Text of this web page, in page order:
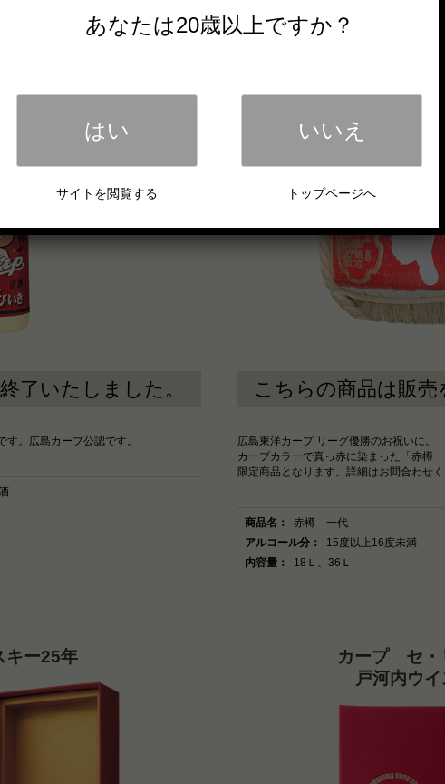
特別本醸造酒
了いたしました。
。広島カープ公認です。
赤
こちらの商品は販売
広島東洋カープ リーグ優勝のお祝いに。
カープカラーで真っ赤に染まった「赤樽 一
限定商品となります。詳細はお問合わせく
商品名：
赤樽 一代
アルコール分：
15度以上16度未満
内容量：
18Ｌ、36Ｌ
キー25年
カープ セ・
戸河内ウ
あなたは20歳以上ですか？
はい
サイトを閲覧する
いいえ
トップページへ